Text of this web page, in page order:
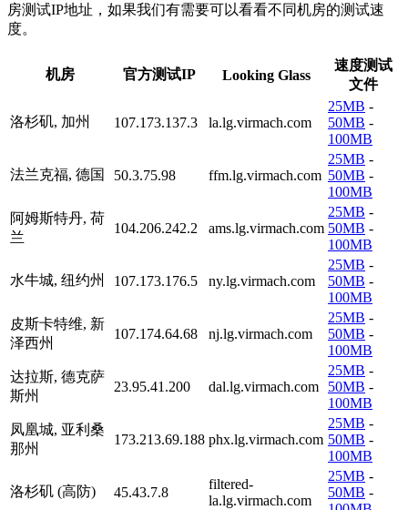
房测试IP地址，如果我们有需要可以看看不同机房的测试速
度。
机房 官方测试IP Looking Glass
速度测试
文件
洛杉矶, 加州 107.173.137.3 la.lg.virmach.com
25MB -
50MB -
100MB
法兰克福, 德国 50.3.75.98 ffm.lg.virmach.com
25MB -
50MB -
100MB
阿姆斯特丹, 荷
兰
104.206.242.2 ams.lg.virmach.com
25MB -
50MB -
100MB
水牛城, 纽约州 107.173.176.5 ny.lg.virmach.com
25MB -
50MB -
100MB
皮斯卡特维, 新
泽西州
107.174.64.68 nj.lg.virmach.com
25MB -
50MB -
100MB
达拉斯, 德克萨
斯州
23.95.41.200 dal.lg.virmach.com
25MB -
50MB -
100MB
凤凰城, 亚利桑
那州
173.213.69.188 phx.lg.virmach.com
25MB -
50MB -
100MB
洛杉矶 (高防) 45.43.7.8
filtered-
la.lg.virmach.com
25MB -
50MB -